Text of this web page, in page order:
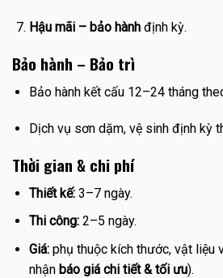
Hậu mãi – bảo hànhđịnh kỳ.
Bảo hành – Bảo trì
Bảo hành kết cấu 12–24 tháng
Dịch vụ sơn dặm, vệ sinh định kỳ
Thời gian & chi phí
Thiết kế:3–7 ngày.
Thi công:2–5 ngày.
Giá:phụ thuộc kích thước, vật liệu
nhận báo giá chi tiết & tối ưu).